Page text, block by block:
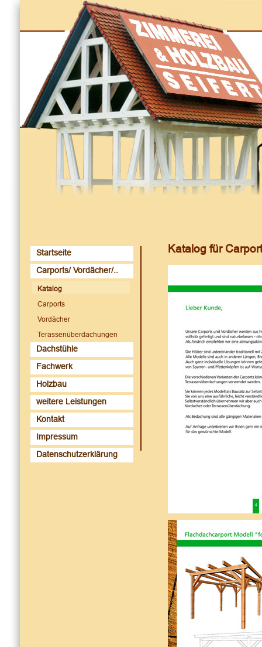
Startseite
Carports/ Vordächer/..
Katalog
Carports
Vordächer
Terassenüberdachungen
Dachstühle
Fachwerk
Holzbau
weitere Leistungen
Kontakt
Impressum
Datenschutzerklärung
Katalog für